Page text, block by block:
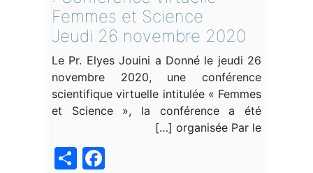
Femmes et Science
Jeudi 26 novembre 2020
Le Pr. Elyes Jouini a Donné le jeudi 26
novembre 2020, une conférence
scientifique virtuelle intitulée « Femmes
et Science », la conférence a été
organisée Par le […]